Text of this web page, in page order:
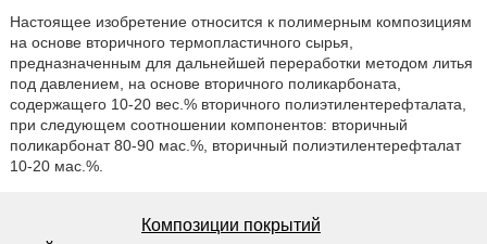
Настоящее изобретение относится к полимерным композициям
на основе вторичного термопластичного сырья,
предназначенным для дальнейшей переработки методом литья
под давлением, на основе вторичного поликарбоната,
содержащего 10-20 вес.% вторичного полиэтилентерефталата,
при следующем соотношении компонентов: вторичный
поликарбонат 80-90 мас.%, вторичный полиэтилентерефталат
10-20 мас.%.
Композиции покрытий